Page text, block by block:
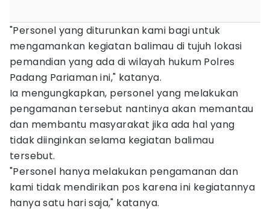
"Personel yang diturunkan kami bagi untuk
mengamankan kegiatan balimau di tujuh lokasi
pemandian yang ada di wilayah hukum Polres
Padang Pariaman ini," katanya.
Ia mengungkapkan, personel yang melakukan
pengamanan tersebut nantinya akan memantau
dan membantu masyarakat jika ada hal yang
tidak diinginkan selama kegiatan balimau
tersebut.
"Personel hanya melakukan pengamanan dan
kami tidak mendirikan pos karena ini kegiatannya
hanya satu hari saja," katanya.